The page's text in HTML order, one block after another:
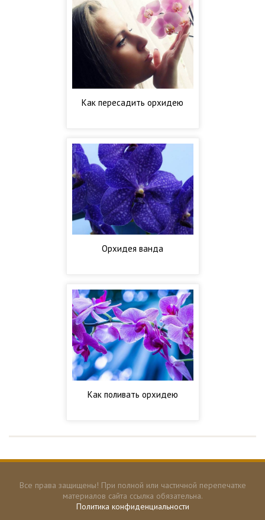
Как пересадить орхидею
Орхидея ванда
Как поливать орхидею
Все права защищены! При полной или частичной перепечатке
материалов сайта ссылка обязательна.
Политика конфиденциальности